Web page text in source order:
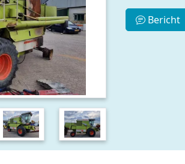
Bericht